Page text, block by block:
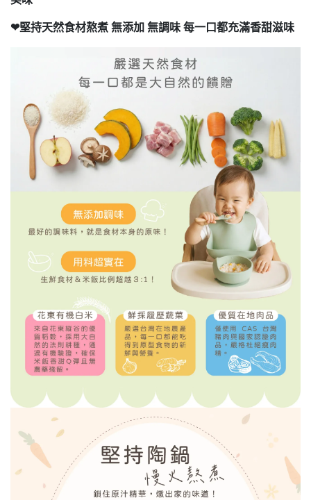
❤堅持天然食材熬煮 無添加 無調味 每一口都充滿香甜滋味